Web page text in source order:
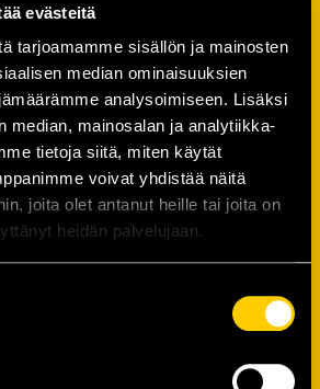
evästeitä
tarjoamamme sisällön ja mainosten
median ominaisuuksien
analysoimiseen. Lisäksi
median, mainosalan ja analytiikka-
tietoja siitä, miten käytät
voivat yhdistää näitä
joita olet antanut heille tai joita on
heidän palvelujaan.
(*):